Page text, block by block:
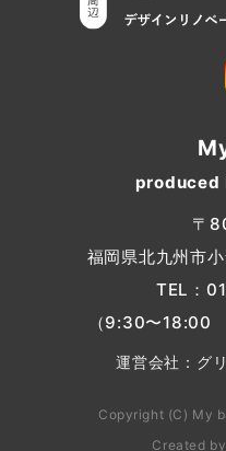
produced
〒
福岡県北九州市
TEL：
（9:30〜18:00
運営会社： グ
Copyright (C) My
Created by